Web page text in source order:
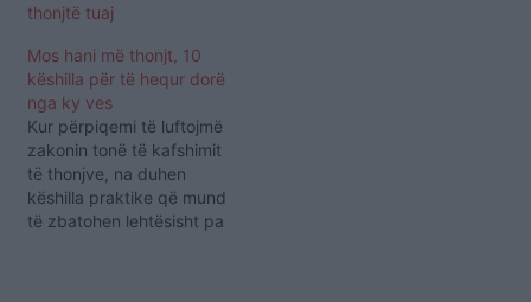
thonjtë tuaj
Mos hani më thonjt, 10
këshilla për të hequr dorë
nga ky ves
Kur përpiqemi të luftojmë
zakonin tonë të kafshimit
të thonjve, na duhen
këshilla praktike që mund
të zbatohen lehtësisht pa